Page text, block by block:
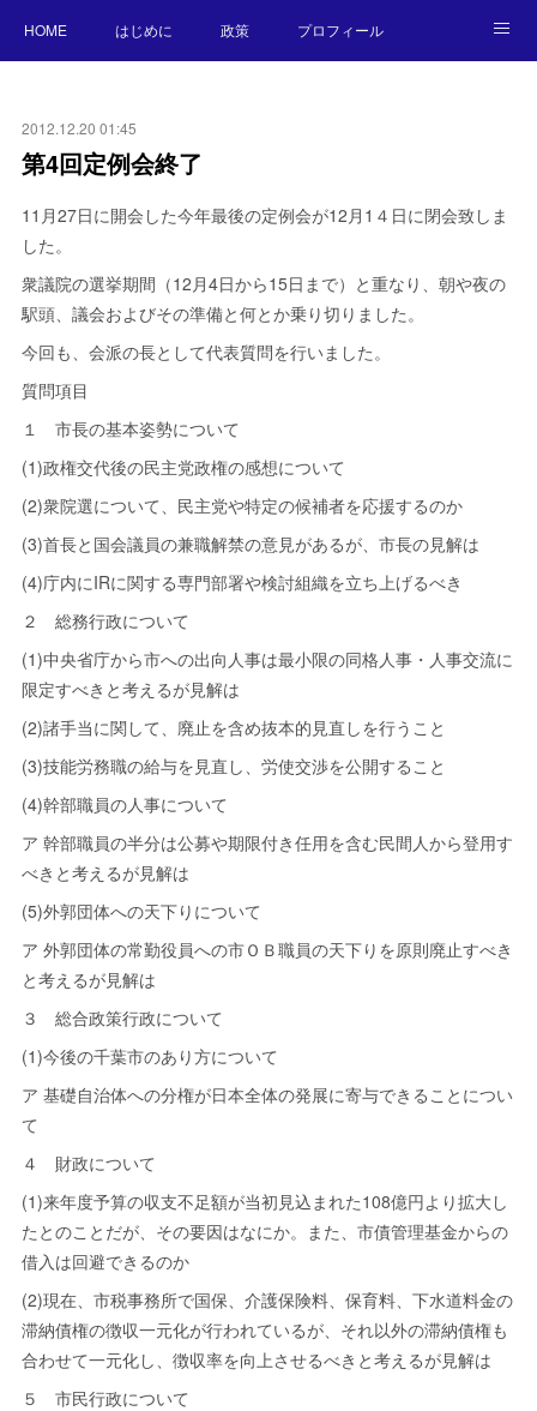
HOME はじめに 政策 プロフィール
2012.12.20 01:45
第4回定例会終了
11月27日に開会した今年最後の定例会が12月1４日に閉会致しま
した。
衆議院の選挙期間（12月4日から15日まで）と重なり、朝や夜の
駅頭、議会およびその準備と何とか乗り切りました。
今回も、会派の長として代表質問を行いました。
質問項目
１ 市長の基本姿勢について
(1)政権交代後の民主党政権の感想について
(2)衆院選について、民主党や特定の候補者を応援するのか
(3)首長と国会議員の兼職解禁の意見があるが、市長の見解は
(4)庁内にIRに関する専門部署や検討組織を立ち上げるべき
２ 総務行政について
(1)中央省庁から市への出向人事は最小限の同格人事・人事交流に
限定すべきと考えるが見解は
(2)諸手当に関して、廃止を含め抜本的見直しを行うこと
(3)技能労務職の給与を見直し、労使交渉を公開すること
(4)幹部職員の人事について
ア 幹部職員の半分は公募や期限付き任用を含む民間人から登用す
べきと考えるが見解は
(5)外郭団体への天下りについて
ア 外郭団体の常勤役員への市ＯＢ職員の天下りを原則廃止すべき
と考えるが見解は
３ 総合政策行政について
(1)今後の千葉市のあり方について
ア 基礎自治体への分権が日本全体の発展に寄与できることについ
て
４ 財政について
(1)来年度予算の収支不足額が当初見込まれた108億円より拡大し
たとのことだが、その要因はなにか。また、市債管理基金からの
借入は回避できるのか
(2)現在、市税事務所で国保、介護保険料、保育料、下水道料金の
滞納債権の徴収一元化が行われているが、それ以外の滞納債権も
合わせて一元化し、徴収率を向上させるべきと考えるが見解は
５ 市民行政について